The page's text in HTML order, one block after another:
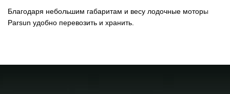
Благодаря небольшим габаритам и весу лодочные моторы
Parsun удобно перевозить и хранить.